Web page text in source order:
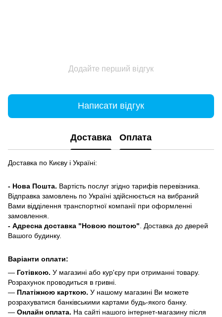
Додайте перший відгук
Написати відгук
Доставка Оплата
Доставка по Києву і Україні:
- Нова Пошта. Вартість послуг згідно тарифів перевізника.
Відправка замовлень по Україні здійснюється на вибраний
Вами відділення транспортної компанії при оформленні
замовлення.
- Адресна доставка "Новою поштою" . Доставка до дверей
Вашого будинку.
Варіанти оплати:
— Готівкою. У магазині або кур'єру при отриманні товару.
Розрахунок проводиться в гривні.
— Платіжною карткою. У нашому магазині Ви можете
розрахуватися банківськими картами будь-якого банку.
— Онлайн оплата. На сайті нашого інтернет-магазину після